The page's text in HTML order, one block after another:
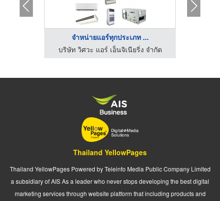
จำหน่ายแอร์ทุกประเภท ...
บริษัท วิศวะ แอร์ เอ็นจิเนียริ่ง จำกัด
Thailand YellowPages
Thailand YellowPages Powered by Teleinfo Media Public Company Limited
a subsidiary of AIS As a leader who never stops developing the best digital
marketing services through website platform that including products and